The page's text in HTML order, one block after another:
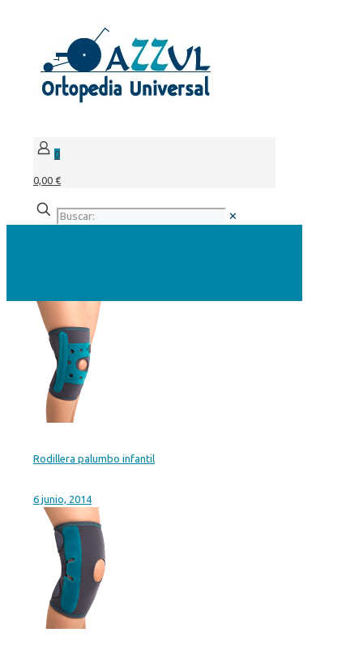
0
0,00 €
✕
Rodillera palumbo infantil
6 junio, 2014